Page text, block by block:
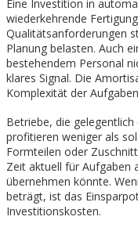
Eine Investition in
wiederkehrende
Qualitätsanforderungen
Planung belasten. Auch
bestehendem Personal
klares Signal. Die
Komplexität der
Betriebe, die
profitieren weniger als
Formteilen oder
Zeit aktuell für Aufgaben
übernehmen könnte.
beträgt, ist das
Investitionskosten.